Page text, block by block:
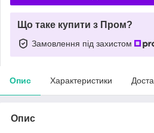
Що таке купити з Пром?
Замовлення під захистом
Опис Характеристики
Опис